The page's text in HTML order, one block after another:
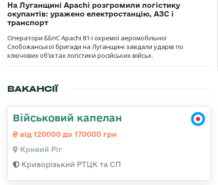
На Луганщині Apachi розгромили логістику
окупантів: уражено електростанцію, АЗС і
транспорт
Оператори ББпС Apachi 81-ї окремої аеромобільної
Слобожанської бригади на Луганщині завдали ударів по
ключових об’єктах логістики російських військ.
ВАКАНСІЇ
Військовий капелан
від 120000 до 170000 грн
Кривий Ріг
Криворізький РТЦК та СП